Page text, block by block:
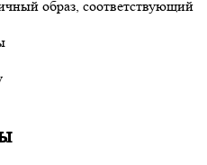
образ, соответствующий